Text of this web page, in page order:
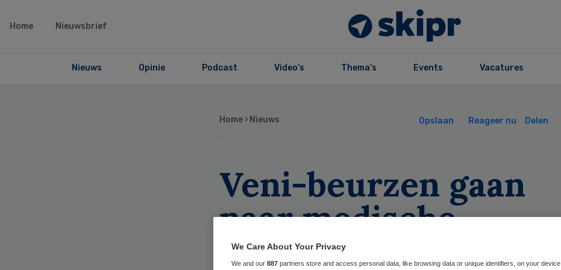
Home Nieuwsbrief
Nieuws Opinie Podcast Video’s Thema’s Events Vacatures
Home › Nieuws Opslaan Reageer nu Delen
Veni-beurzen gaan
naar medische
onderzoeken
We Care About Your Privacy
We and our 887 partners store and access personal data, like browsing data or unique identifiers, on your device.